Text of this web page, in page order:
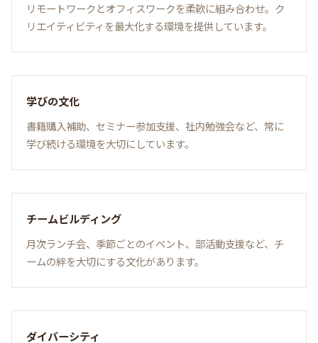
リモートワークとオフィスワークを柔軟に組み合わせ。ク
リエイティビティを最大化する環境を提供しています。
学びの文化
書籍購入補助、セミナー参加支援、社内勉強会など、常に
学び続ける環境を大切にしています。
チームビルディング
月次ランチ会、季節ごとのイベント、部活動支援など、チ
ームの絆を大切にする文化があります。
ダイバーシティ